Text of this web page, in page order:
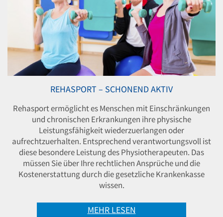
REHASPORT – SCHONEND AKTIV
Rehasport ermöglicht es Menschen mit Einschränkungen
und chronischen Erkrankungen ihre physische
Leistungsfähigkeit wiederzuerlangen oder
aufrechtzuerhalten. Entsprechend verantwortungsvoll ist
diese besondere Leistung des Physiotherapeuten. Das
müssen Sie über Ihre rechtlichen Ansprüche und die
Kostenerstattung durch die gesetzliche Krankenkasse
wissen.
MEHR LESEN